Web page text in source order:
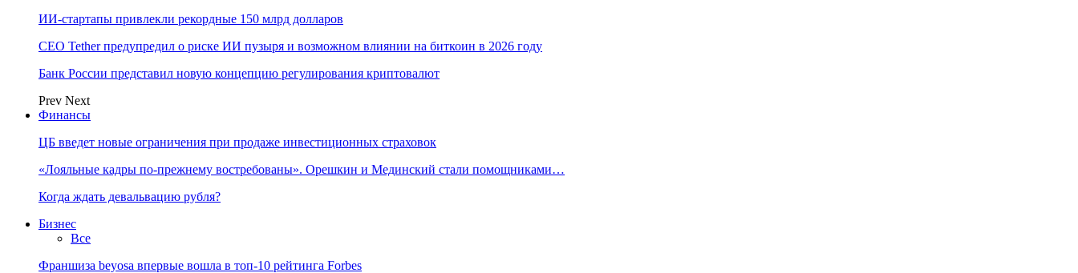
ИИ-стартапы привлекли рекордные 150 млрд долларов
CEO Tether предупредил о риске ИИ пузыря и возможном влиянии на биткоин в 2026 году
Банк России представил новую концепцию регулирования криптовалют
Prev Next
Финансы
ЦБ введет новые ограничения при продаже инвестиционных страховок
«Лояльные кадры по-прежнему востребованы». Орешкин и Мединский стали помощниками…
Когда ждать девальвацию рубля?
Бизнес
Все
Франшиза beyosa впервые вошла в топ-10 рейтинга Forbes